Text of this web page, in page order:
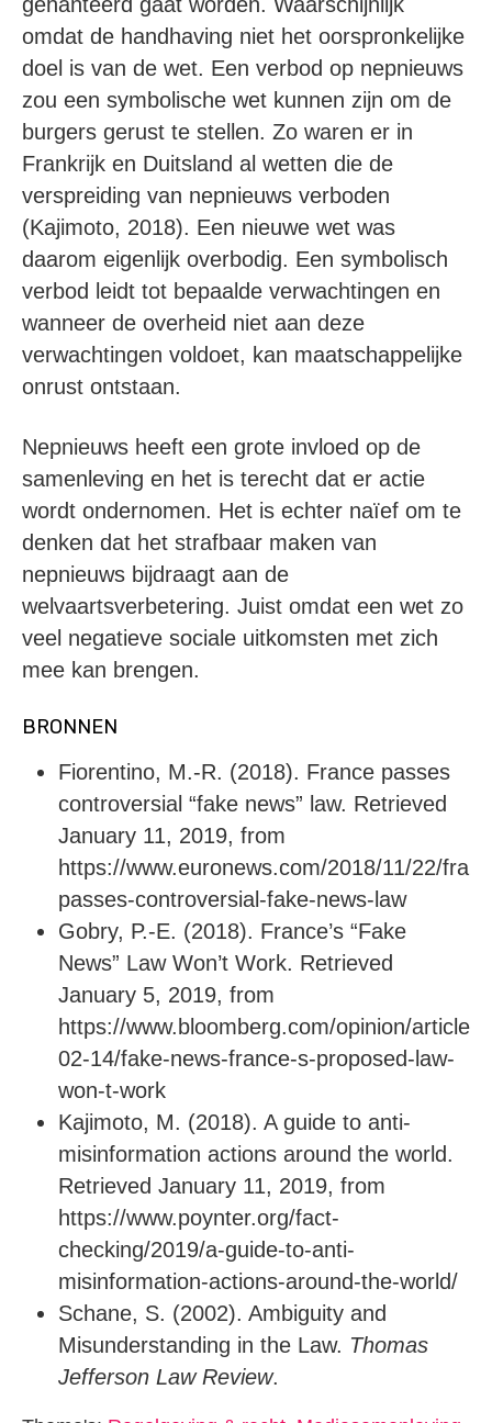
omdat de handhaving niet het oorspronkelijke
doel is van de wet. Een verbod op nepnieuws
zou een symbolische wet kunnen zijn om de
burgers gerust te stellen. Zo waren er in
Frankrijk en Duitsland al wetten die de
verspreiding van nepnieuws verboden
(Kajimoto, 2018). Een nieuwe wet was
daarom eigenlijk overbodig. Een symbolisch
verbod leidt tot bepaalde verwachtingen en
wanneer de overheid niet aan deze
verwachtingen voldoet, kan maatschappelijke
onrust ontstaan.
Nepnieuws heeft een grote invloed op de
samenleving en het is terecht dat er actie
wordt ondernomen. Het is echter naïef om te
denken dat het strafbaar maken van
nepnieuws bijdraagt aan de
welvaartsverbetering. Juist omdat een wet zo
veel negatieve sociale uitkomsten met zich
mee kan brengen.
BRONNEN
Fiorentino, M.-R. (2018). France passes
controversial “fake news” law. Retrieved
January 11, 2019, from
https://www.euronews.com/2018/11/22/
passes-controversial-fake-news-law
Gobry, P.-E. (2018). France’s “Fake
News” Law Won’t Work. Retrieved
January 5, 2019, from
https://www.bloomberg.com/opinion/
02-14/fake-news-france-s-proposed-law-
won-t-work
Kajimoto, M. (2018). A guide to anti-
misinformation actions around the world.
Retrieved January 11, 2019, from
https://www.poynter.org/fact-
checking/2019/a-guide-to-anti-
misinformation-actions-around-the-world/
Schane, S. (2002). Ambiguity and
Misunderstanding in the Law. Thomas
Jefferson Law Review.